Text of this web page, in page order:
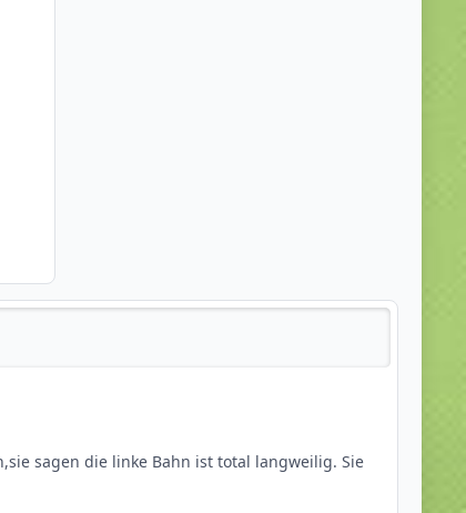
sagen die linke Bahn ist total langweilig. Sie